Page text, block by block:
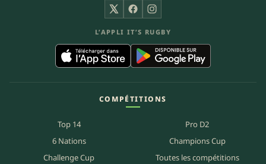
X FacebookInstagram
L’APPLI IT’S RUGBY
COMPÉTITIONS
Top 14
Pro D2
6 Nations
Champions Cup
Challenge Cup
Toutes les compétitions